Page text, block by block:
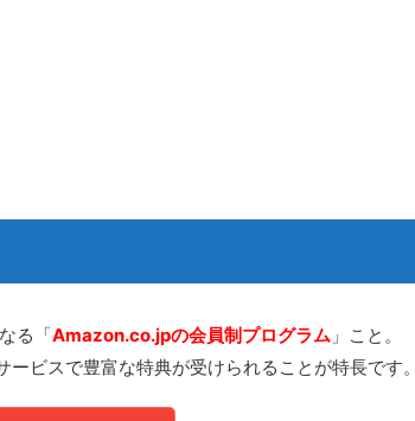
る「Amazon.co.jpの会員制プログラム 」こと。
ビスで豊富な特典が受けられることが特長です。